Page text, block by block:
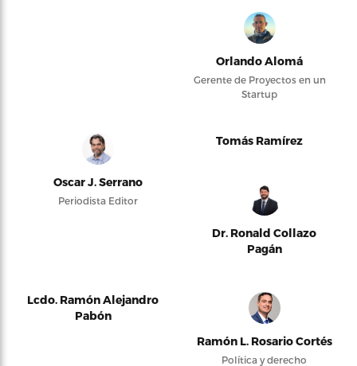
Orlando Alomá
Gerente de Proyectos en un
Startup
Oscar J. Serrano
Periodista Editor
Tomás Ramírez
Dr. Ronald Collazo
Pagán
Lcdo. Ramón Alejandro
Pabón
Ramón L. Rosario Cortés
Política y derecho